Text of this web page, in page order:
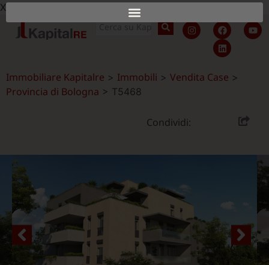
X
Immobiliare Kapitalre > Immobili > Vendita Case >
Provincia di Bologna > T5468
Condividi: